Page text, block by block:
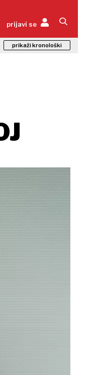
prijavi se
prikaži kronološki